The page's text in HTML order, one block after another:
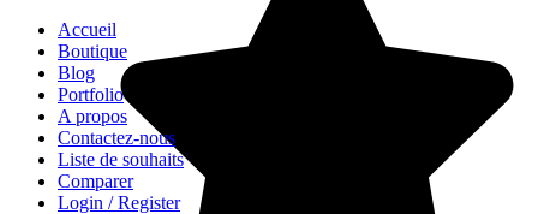
Accueil
Boutique
Blog
Portfolio
A propos
Contactez-nous
Liste de souhaits
Comparer
Login / Register